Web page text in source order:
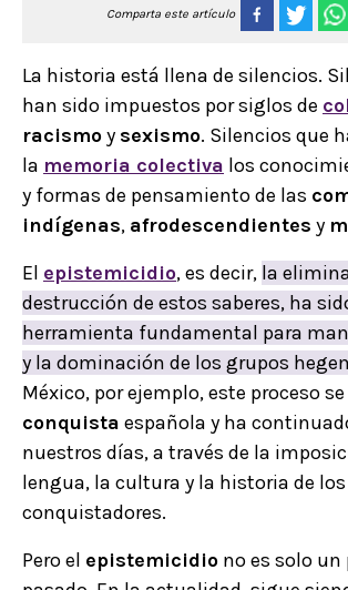
Comparta este artículo
La historia está llena de silencios.
han sido impuestos por siglos de
racismoy sexismo. Silencios que
la memoria colectiva los
y formas de pensamiento de las
indígenas, afrodescendientes y
El epistemicidio, es decir, la
destrucción de estos saberes, ha
herramienta fundamental para
y la dominación de los grupos
México, por ejemplo, este proceso
conquista española y ha
nuestros días, a través de la
lengua, la cultura y la historia de los
conquistadores.
Pero el epistemicidio no es solo